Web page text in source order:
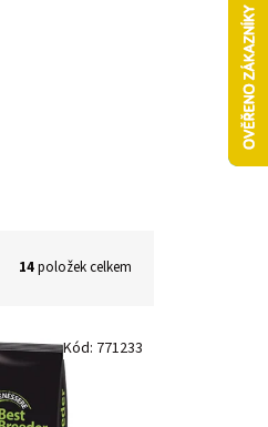
14položek celkem
Kód: 771233